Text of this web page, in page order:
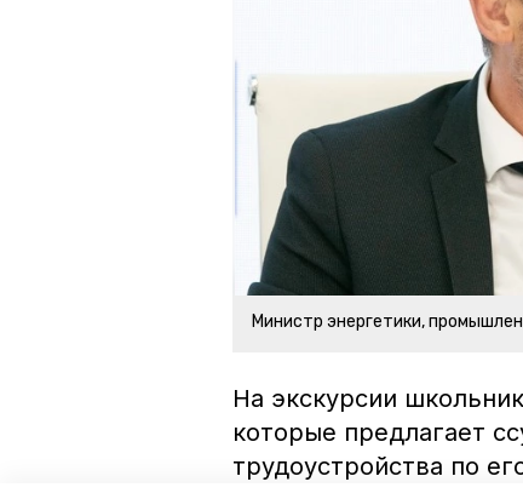
Министр энергетики,
На экскурсии
которые предлагает
трудоустройства по